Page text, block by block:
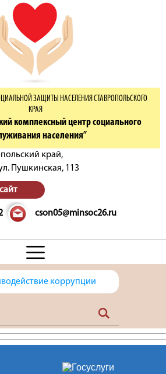
ЗАЩИТЫ НАСЕЛЕНИЯ СТАВРОПОЛЬСКОГО
КРАЯ
комплексный центр социального
населения”
край,
Пушкинская, 113
cson05@minsoc26.ru
коррупции